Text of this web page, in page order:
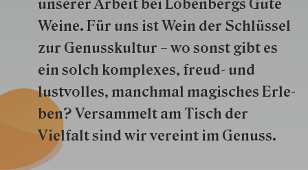
unserer Arbeit bei Lobenbergs Gute
Weine. Für uns ist Wein der Schlüs­sel
zur Genuss­kultur – wo sonst gibt es
ein solch kom­plexes, freud- und
lustvolles, manchmal ma­gisch­es Er­le­
ben? Versammelt am Tisch der
Vielfalt sind wir ver­eint im Genuss.